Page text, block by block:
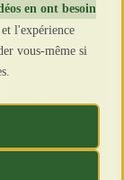
en ont besoin
l'expérience
vous-même si